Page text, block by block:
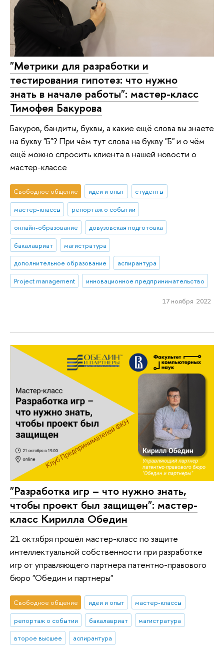
"Метрики для разработки и
тестирования гипотез: что нужно
знать в начале работы": мастер-класс
Тимофея Бакурова
Бакуров, бандиты, буквы, а какие ещё слова вы знаете
на букву "Б"? При чём тут слова на букву "Б" и о чём
ещё можно спросить клиента в нашей новости о
мастер-классе
Свободное общение идеи и опыт
студенты
мастер-классы
репортаж о событии
онлайн-образование
довузовская подготовка
бакалавриат
магистратура
дополнительное образование
аспирантура
Project management
инновационное предпринимательство
17 ноября 2022
"Разработка игр – что нужно знать,
чтобы проект был защищен": мастер-
класс Кирилла Обедин
21 октября прошёл мастер-класс по защите
интеллектуальной собственности при разработке
игр от управляющего партнера патентно-правового
бюро "Обедин и партнеры"
Свободное общение идеи и опыт
мастер-классы
репортаж о событии
бакалавриат
магистратура
второе высшее
аспирантура